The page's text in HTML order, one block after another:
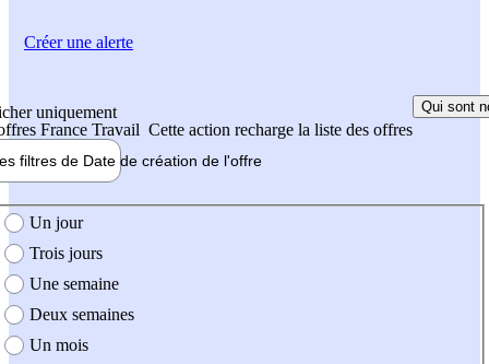
uniquement
France Travail Cette action recharge la liste des offres
Qui sont
filtres de Date de création de l'offre
création de l'offre
Un jour
Trois jours
Une semaine
Deux semaines
Un mois
Créer une alerte